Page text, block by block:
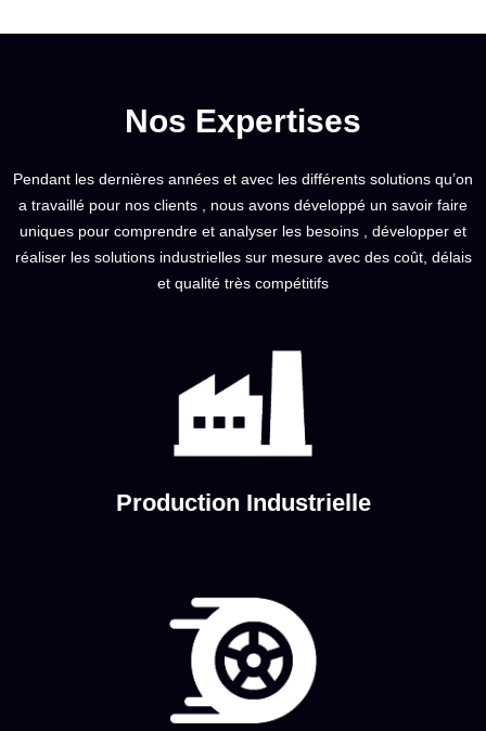
Nos Expertises
Pendant les dernières années et avec les différents solutions qu’on
a travaillé pour nos clients , nous avons développé un savoir faire
uniques pour comprendre et analyser les besoins , développer et
réaliser les solutions industrielles sur mesure avec des coût, délais
et qualité très compétitifs
Production Industrielle